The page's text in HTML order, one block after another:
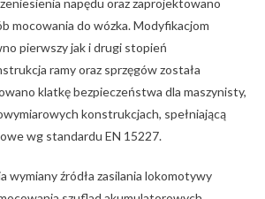
napędu oraz zaprojektowano
mocowania do wózka. Modyfikacjom
pierwszy jak i drugi stopień
ramy oraz sprzęgów została
klatkę bezpieczeństwa dla maszynisty,
konstrukcjach, spełniającą
wg standardu EN 15227.
wymiany źródła zasilania lokomotywy